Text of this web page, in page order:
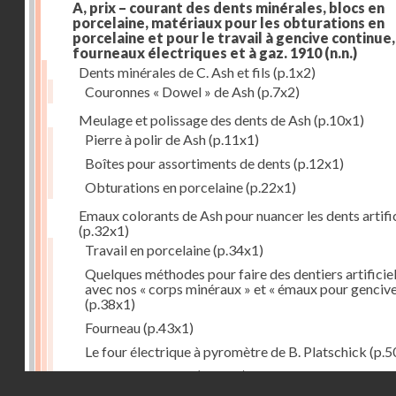
A, prix – courant des dents minérales, blocs en
porcelaine, matériaux pour les obturations en
porcelaine et pour le travail à gencive
fourneaux électriques et à gaz. 1910(n.n.)
Dents minérales de C. Ash et fils (p.1x2)
Couronnes « Dowel » de Ash(p.7x2)
Meulage et polissage des dents de Ash(p.10x1)
Pierre à polir de Ash(p.11x1)
Boîtes pour assortiments de dents (p.12x1)
Obturations en porcelaine(p.22x1)
Emaux colorants de Ash pour nuancer les dents
(p.32x1)
Travail en porcelaine(p.34x1)
Quelques méthodes pour faire des dentiers
avec nos « corps minéraux » et « émaux pour
(p.38x1)
Fourneau(p.43x1)
Le four électrique à pyromètre de B. Platschick
Pyromètre de Ash(p.53x1)